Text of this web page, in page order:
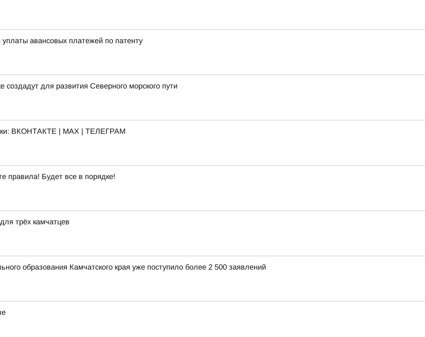
авансовых платежей по патенту
для развития Северного морского пути
ВКОНТАКТЕ | МАХ | ТЕЛЕГРАМ
правила! Будет все в порядке!
трёх камчатцев
образования Камчатского края уже поступило более 2 500 заявлений